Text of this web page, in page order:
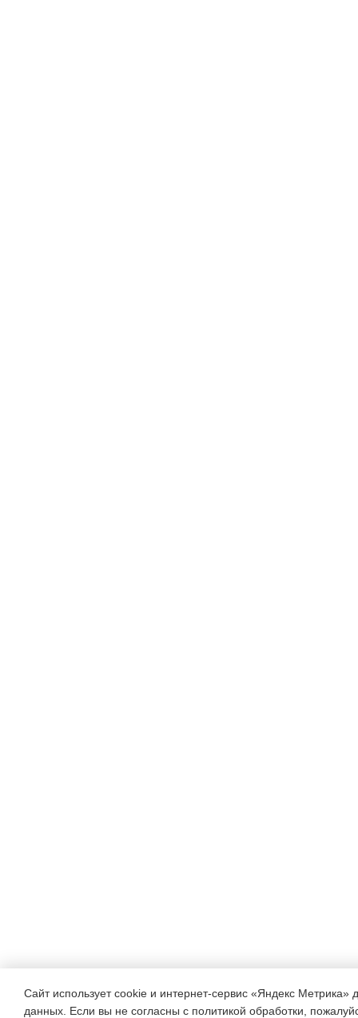
Сайт использует cookie и интернет-сервис «Яндекс Метрика»
данных. Если вы не согласны с политикой обработки,